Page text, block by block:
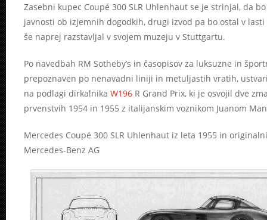
Zasebni kupec Coupé 300 SLR Uhlenhaut se je strinjal, da
javnosti ob izjemnih dogodkih, drugi izvod pa bo ostal v lasti
še naprej razstavljal v svojem muzeju v Stuttgartu.
Po navedbah RM Sotheby’s in časopisov za luksuzne in
prepoznaven po nenavadni liniji in metuljastih vratih,
na podlagi dirkalnika W196 R Grand Prix, ki je osvojil dve
prvenstvih 1954 in 1955 z italijanskim voznikom Juanom
Mercedes Coupé 300 SLR Uhlenhaut iz leta 1955 in
Mercedes-Benz AG